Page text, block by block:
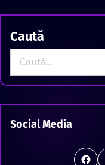
Caută
a
h
Social Media
#